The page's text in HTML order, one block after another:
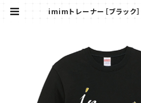
imimトレーナー［ブラック